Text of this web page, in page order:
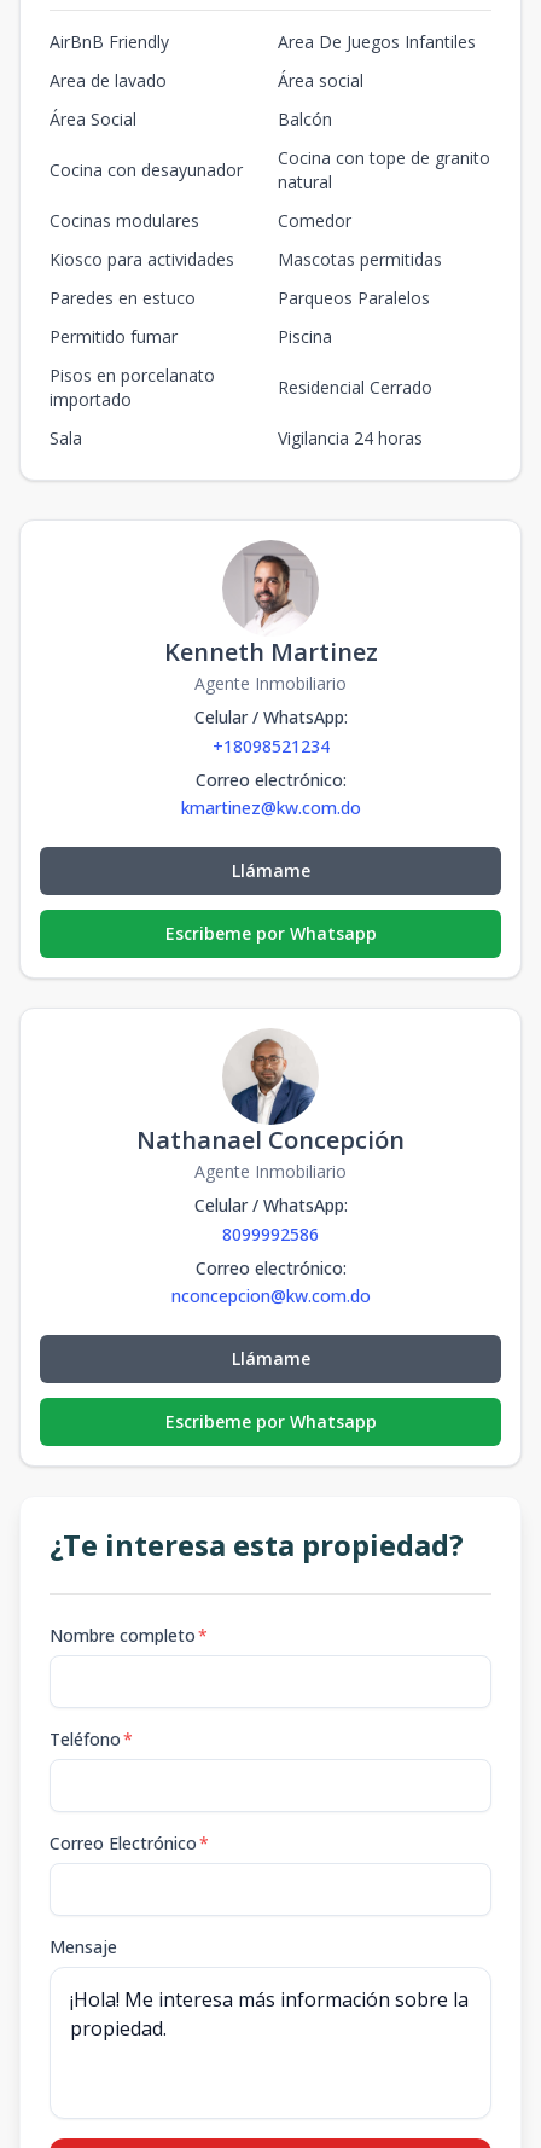
AirBnB Friendly
Area De Juegos Infantiles
Area de lavado
Área social
Área Social
Balcón
Cocina con desayunador
Cocina con tope de granito
natural
Cocinas modulares
Comedor
Kiosco para actividades
Mascotas permitidas
Paredes en estuco
Parqueos Paralelos
Permitido fumar
Piscina
Pisos en porcelanato
importado
Residencial Cerrado
Sala Vigilancia 24 horas
Kenneth Martinez
Agente Inmobiliario
Celular / WhatsApp:
+18098521234
Correo electrónico:
kmartinez@kw.com.do
Llámame
Escribeme por Whatsapp
Nathanael Concepción
Agente Inmobiliario
Celular / WhatsApp:
8099992586
Correo electrónico:
nconcepcion@kw.com.do
Llámame
Escribeme por Whatsapp
¿Te interesa esta propiedad?
Nombre completo*
Teléfono*
Correo Electrónico*
Mensaje